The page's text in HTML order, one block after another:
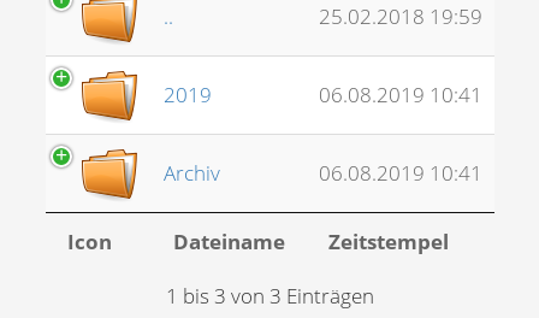
.. 25.02.2018 19:59
2019 06.08.2019 10:41
Archiv 06.08.2019 10:41
Icon Dateiname
Zeitstempel
1 bis 3 von 3 Einträgen